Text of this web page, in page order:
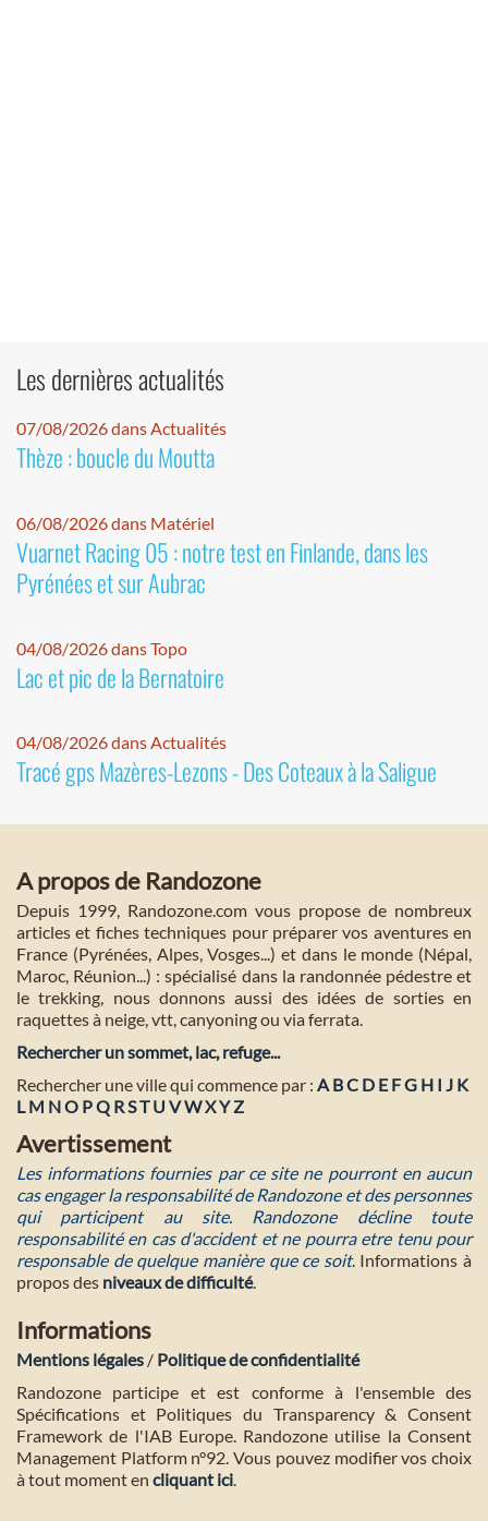
Les dernières actualités
07/08/2026 dans Actualités
Thèze : boucle du Moutta
06/08/2026 dans Matériel
Vuarnet Racing 05 : notre test en Finlande, dans les
Pyrénées et sur Aubrac
04/08/2026 dans Topo
Lac et pic de la Bernatoire
04/08/2026 dans Actualités
Tracé gps Mazères-Lezons - Des Coteaux à la Saligue
A propos de Randozone
Depuis 1999, Randozone.com vous propose de nombreux
articles et fiches techniques pour préparer vos aventures en
France (Pyrénées, Alpes, Vosges...) et dans le monde (Népal,
Maroc, Réunion...) : spécialisé dans la randonnée pédestre et
le trekking, nous donnons aussi des idées de sorties en
raquettes à neige, vtt, canyoning ou via ferrata.
Rechercher un sommet, lac, refuge...
Rechercher une ville qui commence par : A BC D E FG H I J K
L M NO PQ RST U VWXYZ
Avertissement
Les informations fournies par ce site ne pourront en aucun
cas engager la responsabilité de Randozone et des personnes
qui participent au site. Randozone décline toute
responsabilité en cas d'accident et ne pourra etre tenu pour
responsable de quelque manière que ce soit. Informations à
propos des niveaux de difficulté.
Informations
Mentions légales / Politique de confidentialité
Randozone participe et est conforme à l'ensemble des
Spécifications et Politiques du Transparency & Consent
Framework de l'IAB Europe. Randozone utilise la Consent
Management Platform n°92. Vous pouvez modifier vos choix
à tout moment en cliquant ici.